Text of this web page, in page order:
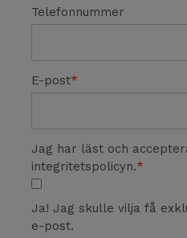
Telefonnummer
E-post
Jag har läst och
integritetspolicyn.
Ja! Jag skulle vilja få
e-post.